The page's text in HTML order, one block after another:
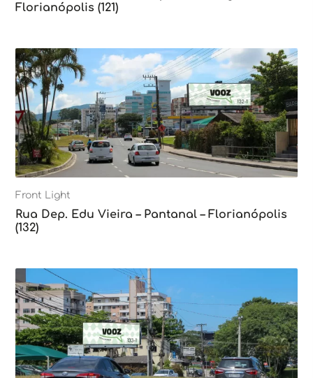
Florianópolis (121)
Front Light
Rua Dep. Edu Vieira – Pantanal – Florianópolis
(132)